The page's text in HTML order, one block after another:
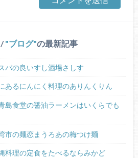
/ ブログ の最新記事
パの良いすし酒場さしす
あるにんにく料理のありんくりん
島食堂の醤油ラーメンはいくらでも
市の麺恋まうろあの梅つけ麺
料理の定食をたべるならみかど